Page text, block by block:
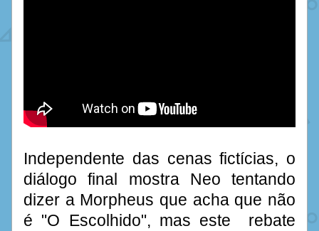
Independente das cenas fictícias, o
diálogo final mostra Neo tentando
dizer a Morpheus que acha que não
é "O Escolhido", mas este  rebate